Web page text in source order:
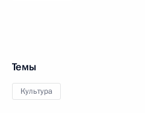
Темы
Культура